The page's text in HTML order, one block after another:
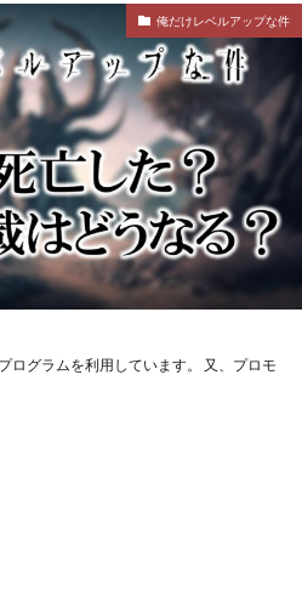
俺だけレベルアップな件
ログラムを利用しています。 又、プロモ